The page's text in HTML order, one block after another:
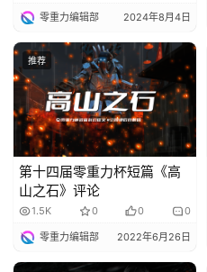
零重力编辑部 2024年8月4日
推荐
第十四届零重力杯短篇《高
山之石》评论
1.5K 0 0 0
零重力编辑部 2022年6月26日